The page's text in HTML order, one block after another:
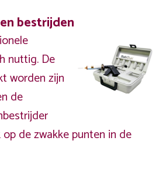
bestrijden
nuttig. De
worden zijn
de
de zwakke punten in de